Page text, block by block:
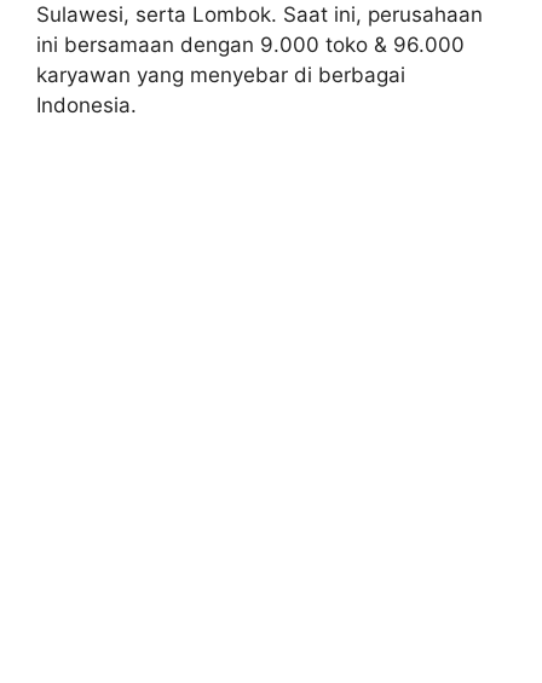
Sulawesi, serta Lombok. Saat ini, perusahaan
ini bersamaan dengan 9.000 toko & 96.000
karyawan yang menyebar di berbagai
Indonesia.